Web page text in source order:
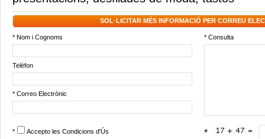
SOL·LICITAR MÉS INFORMACIÓ PER CORREU
* Nom i Cognoms * Consulta
Telèfon
* Correo Electrònic
* Accepto les Condicions d'Ús *